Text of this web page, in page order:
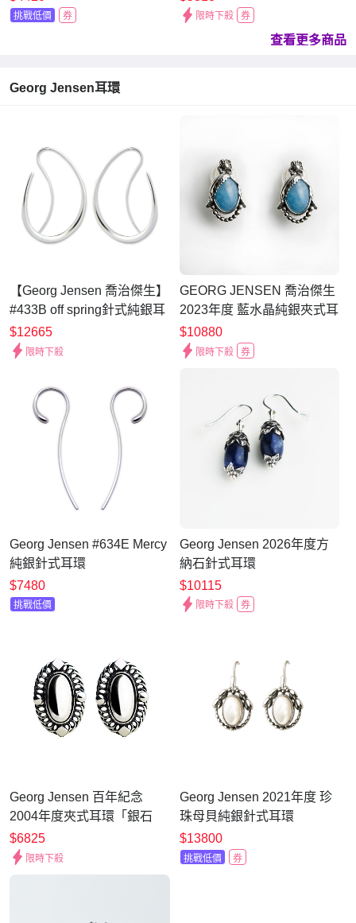
挑戰低價 券 限時下殺 券
查看更多商品
Georg Jensen耳環
【Georg Jensen 喬治傑生】
#433B off spring針式純銀耳
環
$12665
限時下殺
GEORG JENSEN 喬治傑生
2023年度 藍水晶純銀夾式耳
環
$10880
限時下殺 券
Georg Jensen #634E Mercy
純銀針式耳環
$7480
挑戰低價
Georg Jensen 2026年度方
納石針式耳環
$10115
限時下殺 券
Georg Jensen 百年紀念
2004年度夾式耳環「銀石
款」
$6825
限時下殺
Georg Jensen 2021年度 珍
珠母貝純銀針式耳環
$13800
挑戰低價 券